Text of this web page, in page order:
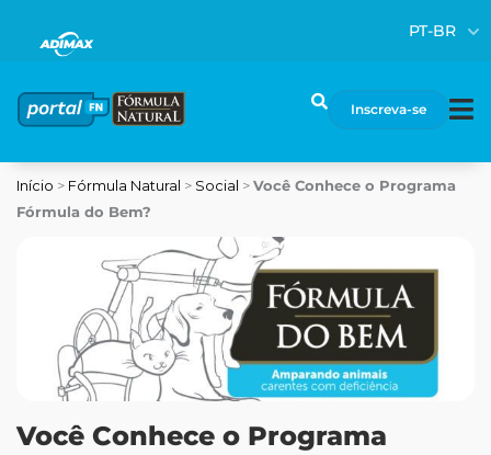
conteúdo
PT-BR
Inscreva-se
Pesquisar
Início > Fórmula Natural > Social > Você Conhece o Programa
Fórmula do Bem?
Você Conhece o Programa